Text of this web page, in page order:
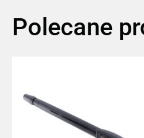
Polecane